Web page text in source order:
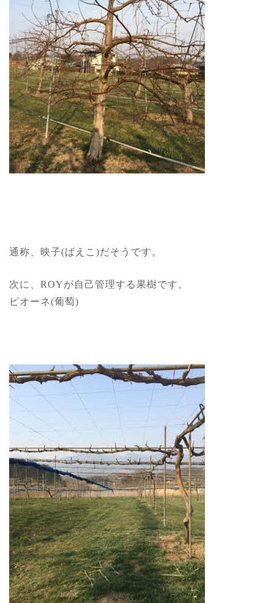
通称、映子(ばえこ)だそうです。
次に、ROYが自己管理する果樹です。
ピオーネ(葡萄)